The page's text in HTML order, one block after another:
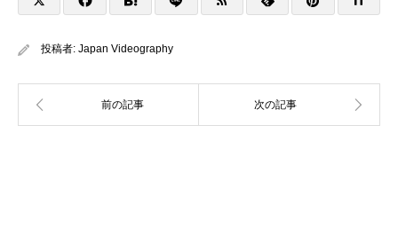
投稿者: Japan Videography